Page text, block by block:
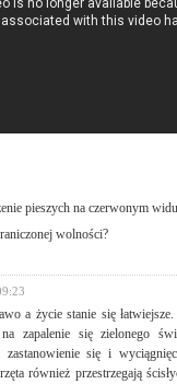
pieszych na czerwonym
wolności?
a życie stanie się
zapalenie się zielonego
zastanowienie się i
również przestrzegają